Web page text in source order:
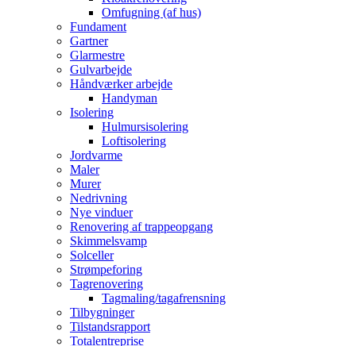
Omfugning (af hus)
Fundament
Gartner
Glarmestre
Gulvarbejde
Håndværker arbejde
Handyman
Isolering
Hulmursisolering
Loftisolering
Jordvarme
Maler
Murer
Nedrivning
Nye vinduer
Renovering af trappeopgang
Skimmelsvamp
Solceller
Strømpeforing
Tagrenovering
Tagmaling/tagafrensning
Tilbygninger
Tilstandsrapport
Totalentreprise